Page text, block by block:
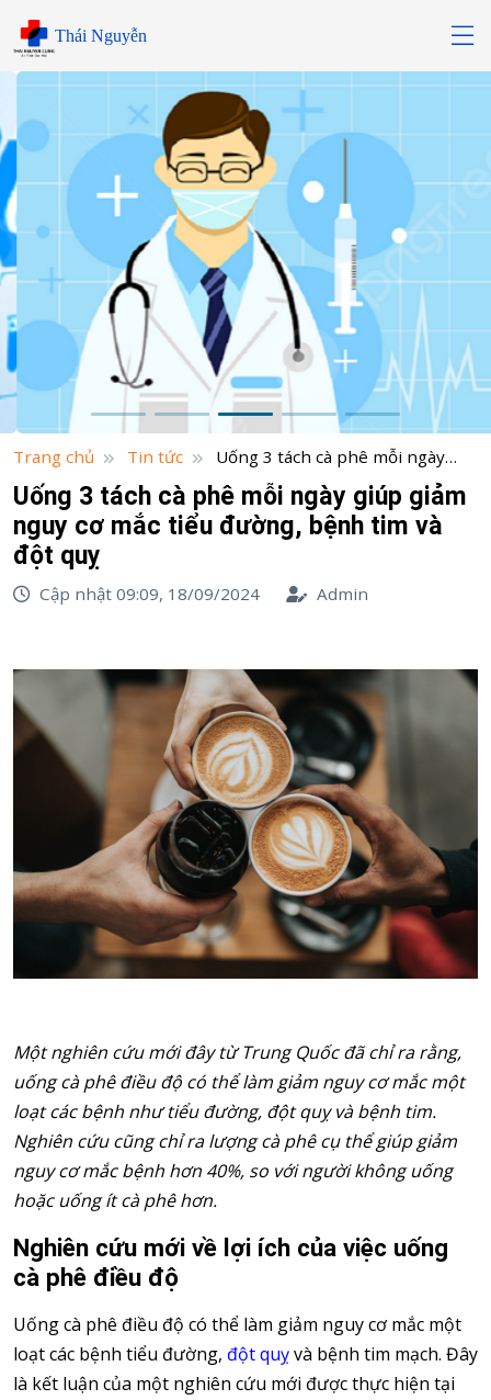
content
Thái Nguyễn
Trang chủ Tin tức
Uống 3 tách cà phê mỗi ngày
giúp giảm nguy cơ mắc tiểu đường, bệnh tim và đột quỵ
Uống 3 tách cà phê mỗi ngày giúp giảm
nguy cơ mắc tiểu đường, bệnh tim và
đột quỵ
Cập nhật 09:09, 18/09/2024 Admin
Một nghiên cứu mới đây từ Trung Quốc đã chỉ ra rằng,
uống cà phê điều độ có thể làm giảm nguy cơ mắc một
loạt các bệnh như tiểu đường, đột quỵ và bệnh tim.
Nghiên cứu cũng chỉ ra lượng cà phê cụ thể giúp giảm
nguy cơ mắc bệnh hơn 40%, so với người không uống
hoặc uống ít cà phê hơn.
Nghiên cứu mới về lợi ích của việc uống
cà phê điều độ
Uống cà phê điều độ có thể làm giảm nguy cơ mắc một
loạt các bệnh tiểu đường, đột quỵvà bệnh tim mạch. Đây
là kết luận của một nghiên cứu mới được thực hiện tại